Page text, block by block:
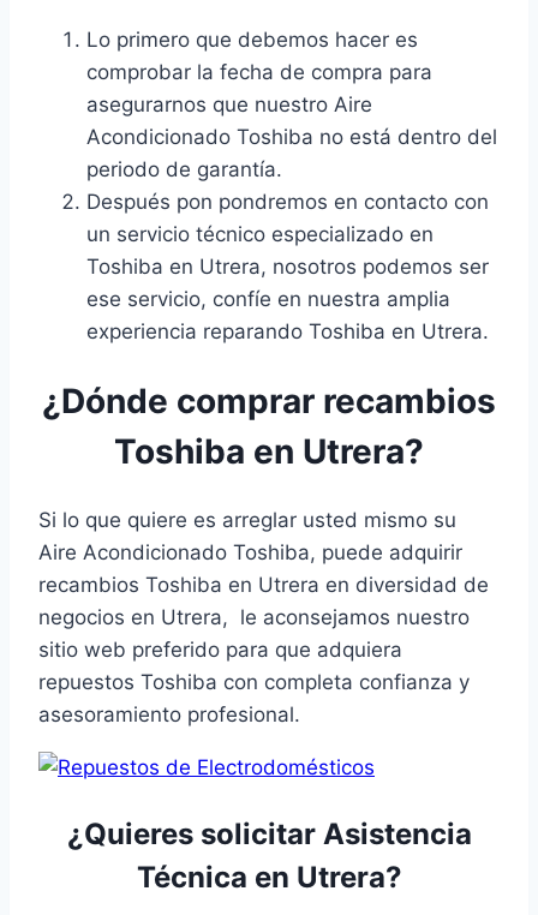
Lo primero que debemos hacer es
comprobar la fecha de compra para
asegurarnos que nuestro Aire
Acondicionado Toshiba no está dentro del
periodo de garantía.
Después pon pondremos en contacto con
un servicio técnico especializado en
Toshiba en Utrera, nosotros podemos ser
ese servicio, confíe en nuestra amplia
experiencia reparando Toshiba en Utrera.
¿Dónde comprar recambios
Toshiba en Utrera?
Si lo que quiere es arreglar usted mismo su
Aire Acondicionado Toshiba, puede adquirir
recambios Toshiba en Utrera en diversidad de
negocios en Utrera, le aconsejamos nuestro
sitio web preferido para que adquiera
repuestos Toshiba con completa confianza y
asesoramiento profesional.
¿Quieres solicitar Asistencia
Técnica en Utrera?